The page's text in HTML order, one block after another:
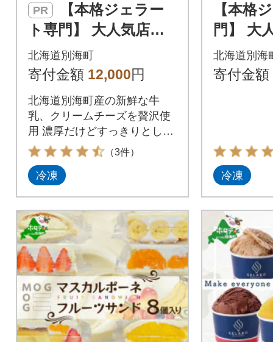
PR
ト専門】 大人気店の
北海道 ジェラートセ
ット 6個 ギフト アイ
北海道別海町
寄付金額 12,000円
北海道別海町産の新鮮な牛
乳、クリームチーズを贅沢使
用 濃厚だけどすっきりとした
味わいのジェラート
（3件）
冷凍
【本格
門】 大
道 ジェ
8個 ギ
北海道別海
寄付金額
冷凍